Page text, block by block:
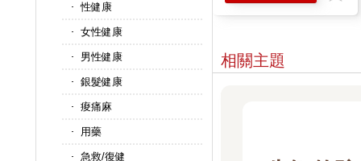
性健康
女性健康
男性健康
銀髮健康
痠痛麻
用藥
急救/復健
相關主題